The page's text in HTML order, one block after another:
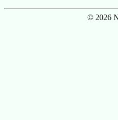
© 2026